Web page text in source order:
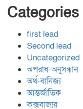
Categories
first lead
Second lead
Uncategorized
অপরাধ-অনুসন্ধান
অর্থ-বানিজ্য
আন্তর্জাতিক
কক্সবাজার